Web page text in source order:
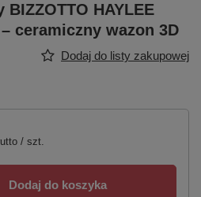
HAYLEE
– ceramiczny wazon 3D
Dodaj do listy zakupowej
/ szt.
Dodaj do koszyka